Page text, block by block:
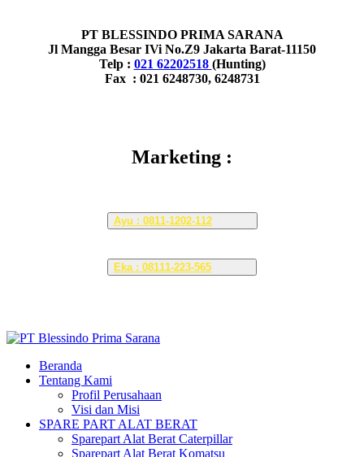
PT BLESSINDO PRIMA SARANA
Jl Mangga Besar IVi No.Z9 Jakarta Barat-11150
Telp : 021 62202518 (Hunting)
Fax : 021 6248730, 6248731
Marketing :
Ayu : 0811-1202-112
Eka : 08111-223-565
Beranda
Tentang Kami
Profil Perusahaan
Visi dan Misi
SPARE PART ALAT BERAT
Sparepart Alat Berat Caterpillar
Sparepart Alat Berat Komatsu